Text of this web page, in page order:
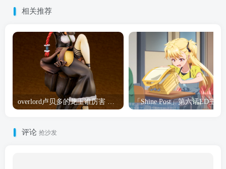
相关推荐
overlord卢贝多的龙王谁厉害 「Overlord」露普斯蕾琪娜·贝塔手办开订
评论 抢沙发